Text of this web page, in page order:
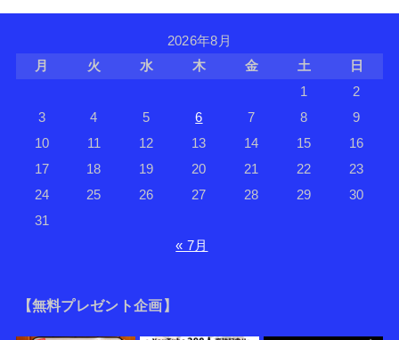
2026年8月
月
火 水 木 金 土
日
1
2
3
4 5 6 7 8
9
10
11 12 13 14 15
16
17
18 19 20 21 22
23
24
25 26 27 28 29
30
31
« 7月
【無料プレゼント企画】